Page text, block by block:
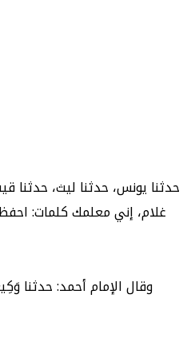
حدثنا يونس، حدثنا ليث،
غلام، إني معلمك كلمات:
وقال الإمام أحمد: حدثنا